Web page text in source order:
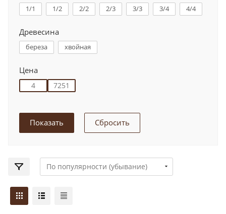
1/1 1/2 2/2 2/3 3/3 3/4 4/4
Древесина
береза хвойная
Цена
Сбросить